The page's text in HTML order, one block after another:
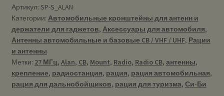
Артикул: SP-S_ALAN
Категории: Автомобильные кронштейны для антенн и
держатели для гаджетов, Аксессуары для автомобиля,
Антенны автомобильные и базовые CB / VHF / UHF, Рации
и антенны
Метки: 27 МГц, Alan, CB, Mount, Radio, Radio CB, антенны,
крепление, радиостанция, рация, рация автомобильная,
рация для дальнобойщиков, рация для туризма, Си-Би